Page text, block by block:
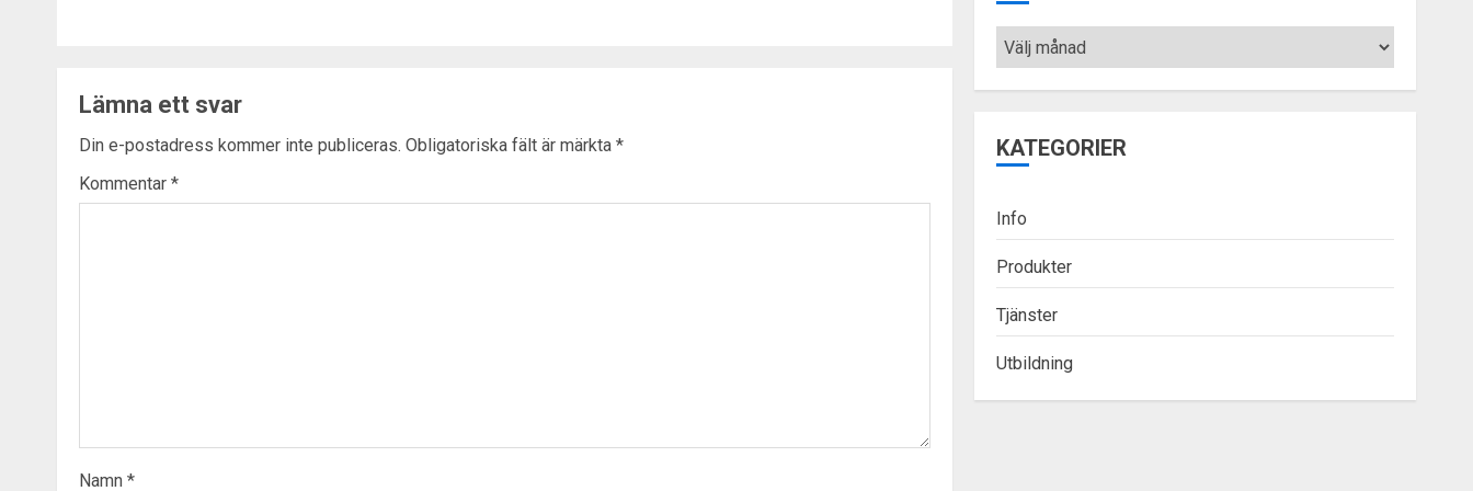
Lämna ett svar
Din e-postadress kommer inte publiceras. Obligatoriska fält är märkta *
Kommentar *
Namn *
Arkiv
KATEGORIER
Info
Produkter
Tjänster
Utbildning